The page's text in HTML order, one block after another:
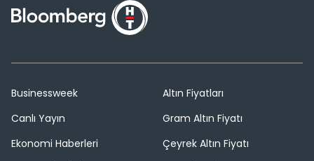
Businessweek
Canlı Yayın
Ekonomi Haberleri
Altın Fiyatları
Gram Altın Fiyatı
Çeyrek Altın Fiyatı